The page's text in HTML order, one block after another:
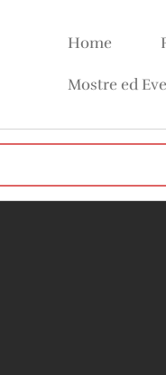
Home
Mostre ed